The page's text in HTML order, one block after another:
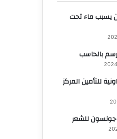
يسبب ماء تحت
بالحاسب
للتأمين المركز
جونسون للشعر